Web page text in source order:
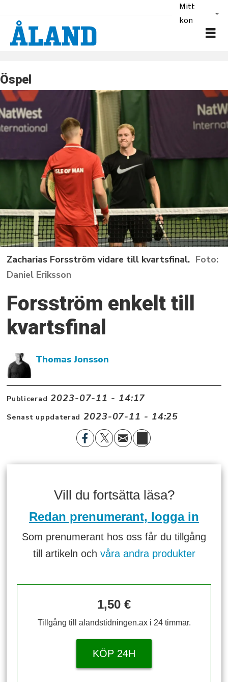
Mitt
konto
Öspel
Zacharias Forsström vidare till kvartsfinal.
Daniel Eriksson
Forsström enkelt till
kvartsfinal
Thomas Jonsson
Publicerad 2023-07-11 - 14:17
Senast uppdaterad 2023-07-11 - 14:25
Vill du fortsätta läsa?
Redan prenumerant, logga in
Som prenumerant hos oss får du tillgång
till artikeln och våra andra produkter
1,50 €
Tillgång till alandstidningen.ax i 24 timmar.
KÖP 24H